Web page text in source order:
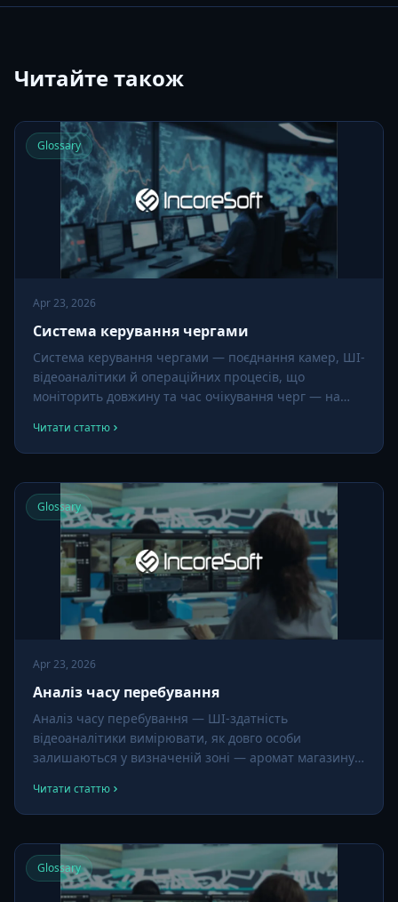
Читайте також
Glossary
Apr 23, 2026
Система керування чергами
Система керування чергами — поєднання камер, ШІ-
відеоаналітики й операційних процесів, що
моніторить довжину та час очікування черг — на
запускає дії при перевищенні порогів.
Читати статтю
Glossary
Apr 23, 2026
Аналіз часу перебування
Аналіз часу перебування — ШІ-здатність
відеоаналітики вимірювати, як довго особи
залишаються у визначеній зоні — аромат магазину,
агрегувати ці дані у дієві інсайти про увагу,
залученість чи затор.
Читати статтю
Glossary